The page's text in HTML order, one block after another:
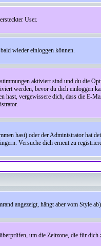
User.
wieder einloggen können.
aktiviert sind und du die
werden, bevor du dich einloggen
vergewissere dich, dass die E-
hast) oder der Administrator hat
Versuche dich erneut zu
angezeigt, hängt aber vom Style
um die Zeitzone, die für